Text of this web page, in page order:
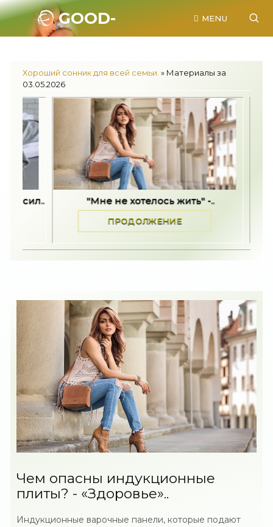
GOOD-
MENU
Хороший сонник для всей семьи. » Материалы за
03.05.2026
"Мне не хотелось жить" -..
ПРОДОЛЖЕНИЕ
Чем опасны индукционные
плиты? - «Здоровье»..
Индукционные варочные панели, которые подают